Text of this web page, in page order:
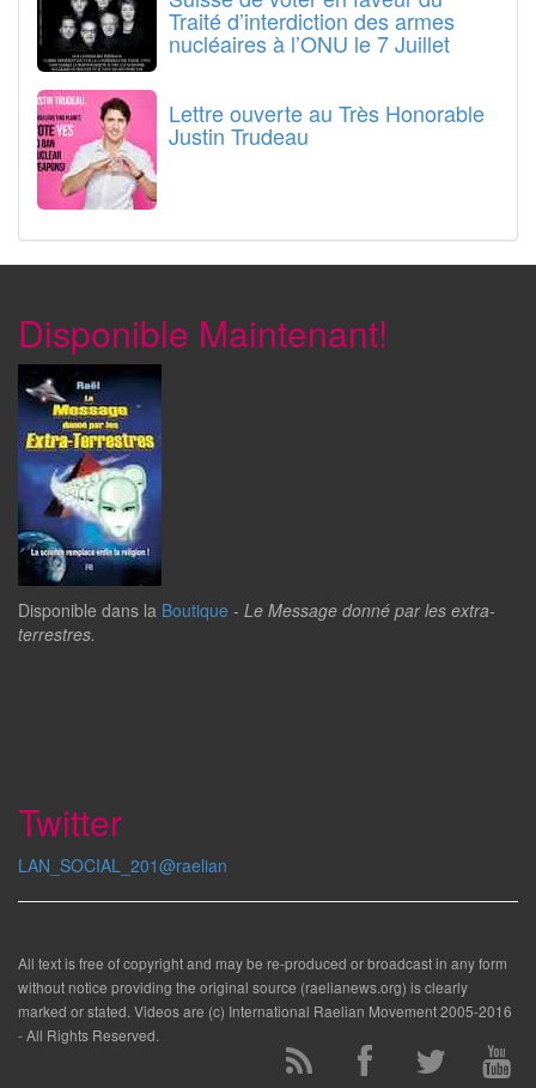
Traité d’interdiction des armes
nucléaires à l’ONU le 7 Juillet
Lettre ouverte au Très Honorable
Justin Trudeau
Disponible Maintenant!
Disponible dans la Boutique - Le Message donné par les extra-
terrestres.
Twitter
LAN_SOCIAL_201@raelian
All text is free of copyright and may be re-produced or broadcast in any form
without notice providing the original source (raelianews.org) is clearly
marked or stated. Videos are (c) International Raelian Movement 2005-2016
- All Rights Reserved.